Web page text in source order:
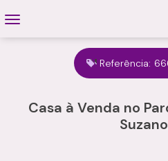
Referência:
Casa à Venda no